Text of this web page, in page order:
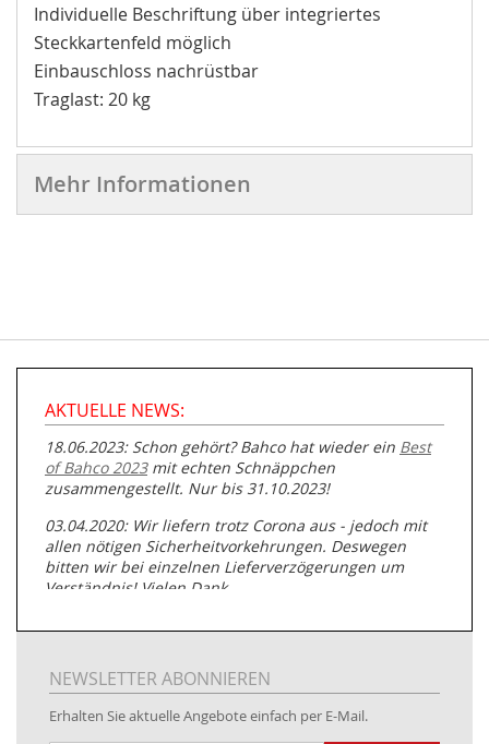
Individuelle Beschriftung über integriertes
Steckkartenfeld möglich
Einbauschloss nachrüstbar
Traglast: 20 kg
Mehr Informationen
AKTUELLE NEWS:
18.06.2023: Schon gehört? Bahco hat wieder ein Best
of Bahco 2023mit echten Schnäppchen
zusammengestellt. Nur bis 31.10.2023!
03.04.2020: Wir liefern trotz Corona aus - jedoch mit
allen nötigen Sicherheitvorkehrungen. Deswegen
bitten wir bei einzelnen Lieferverzögerungen um
Verständnis! Vielen Dank.
05.07.2019: Neuester Zugang zu unserer
Rohrbearbeitung
01.06.2019: Individuell
bedruckte Kabeltrommeln
www.kabeltrommeln-versand.de/Kabelbedruckung
NEWSLETTER ABONNIEREN
Erhalten Sie aktuelle Angebote einfach per E-Mail.